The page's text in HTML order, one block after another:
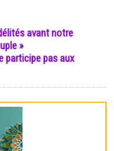
avant notre
»
participe pas aux